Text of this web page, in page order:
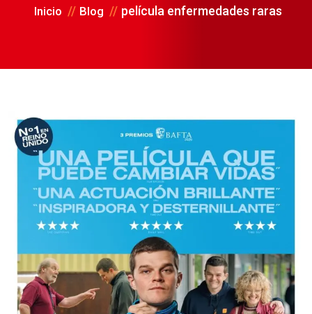
Inicio Blog película enfermedades raras